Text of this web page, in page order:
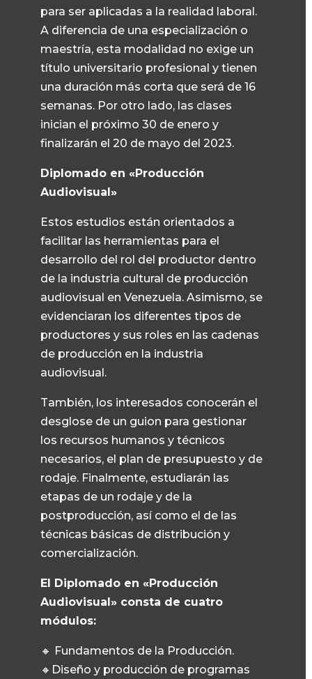
para ser aplicadas a la realidad laboral.
A diferencia de una especialización o
maestría, esta modalidad no exige un
título universitario profesional y tienen
una duración más corta que será de 16
semanas. Por otro lado, las clases
inician el próximo 30 de enero y
finalizarán el 20 de mayo del 2023.
Diplomado en «Producción
Audiovisual»
Estos estudios están orientados a
facilitar las herramientas para el
desarrollo del rol del productor dentro
de la industria cultural de producción
audiovisual en Venezuela. Asimismo, se
evidenciaran los diferentes tipos de
productores y sus roles en las cadenas
de producción en la industria
audiovisual.
También, los interesados conocerán el
desglose de un guion para gestionar
los recursos humanos y técnicos
necesarios, el plan de presupuesto y de
rodaje. Finalmente, estudiarán las
etapas de un rodaje y de la
postproducción, así como el de las
técnicas básicas de distribución y
comercialización.
El Diplomado en «Producción
Audiovisual» consta de cuatro
módulos:
🔸 Fundamentos de la Producción.
🔸Diseño y producción de programas